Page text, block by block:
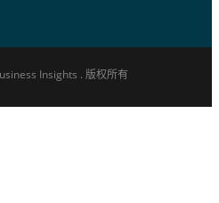
Insights . 版权所有